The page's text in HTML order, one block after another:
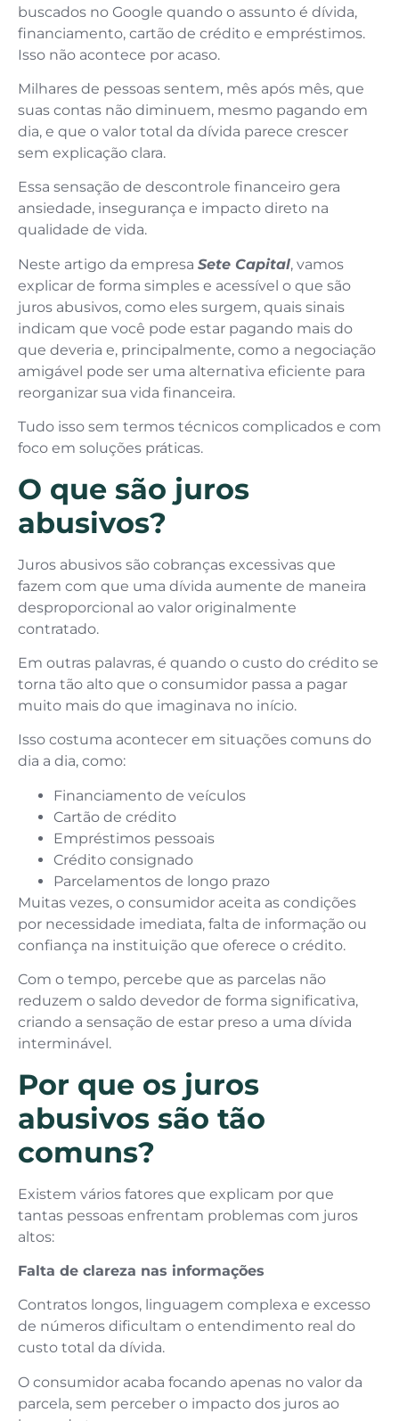
buscados no Google quando o assunto é dívida,
financiamento, cartão de crédito e empréstimos.
Isso não acontece por acaso.
Milhares de pessoas sentem, mês após mês, que
suas contas não diminuem, mesmo pagando em
dia, e que o valor total da dívida parece crescer
sem explicação clara.
Essa sensação de descontrole financeiro gera
ansiedade, insegurança e impacto direto na
qualidade de vida.
Neste artigo da empresa Sete Capital, vamos
explicar de forma simples e acessível o que são
juros abusivos, como eles surgem, quais sinais
indicam que você pode estar pagando mais do
que deveria e, principalmente, como a negociação
amigável pode ser uma alternativa eficiente para
reorganizar sua vida financeira.
Tudo isso sem termos técnicos complicados e com
foco em soluções práticas.
O que são juros
abusivos?
Juros abusivos são cobranças excessivas que
fazem com que uma dívida aumente de maneira
desproporcional ao valor originalmente
contratado.
Em outras palavras, é quando o custo do crédito se
torna tão alto que o consumidor passa a pagar
muito mais do que imaginava no início.
Isso costuma acontecer em situações comuns do
dia a dia, como:
Financiamento de veículos
Cartão de crédito
Empréstimos pessoais
Crédito consignado
Parcelamentos de longo prazo
Muitas vezes, o consumidor aceita as condições
por necessidade imediata, falta de informação ou
confiança na instituição que oferece o crédito.
Com o tempo, percebe que as parcelas não
reduzem o saldo devedor de forma significativa,
criando a sensação de estar preso a uma dívida
interminável.
Por que os juros
abusivos são tão
comuns?
Existem vários fatores que explicam por que
tantas pessoas enfrentam problemas com juros
altos:
Falta de clareza nas informações
Contratos longos, linguagem complexa e excesso
de números dificultam o entendimento real do
custo total da dívida.
O consumidor acaba focando apenas no valor da
parcela, sem perceber o impacto dos juros ao